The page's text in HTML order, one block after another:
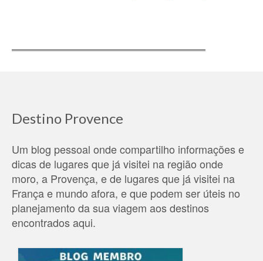
Destino Provence
Um blog pessoal onde compartilho informações e
dicas de lugares que já visitei na região onde
moro, a Provença, e de lugares que já visitei na
França e mundo afora, e que podem ser úteis no
planejamento da sua viagem aos destinos
encontrados aqui.